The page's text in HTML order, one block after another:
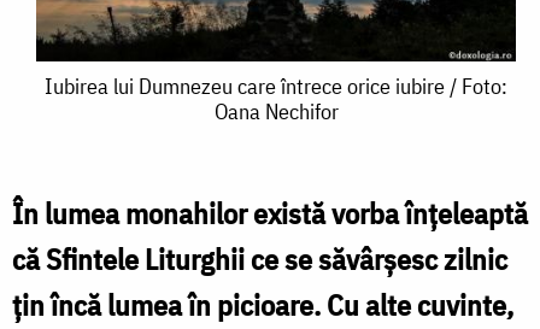
Iubirea
care
întrece
orice
Iubirea lui Dumnezeu care întrece orice iubire / Foto:
Oana Nechifor
În lumea monahilor există vorba înțeleaptă
că Sfintele Liturghii ce se săvârșesc zilnic
țin încă lumea în picioare. Cu alte cuvinte,